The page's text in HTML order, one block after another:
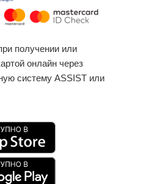
получении или
онлайн через
систему ASSIST или